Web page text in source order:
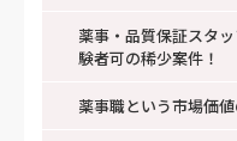
薬事・品質保証スタ
験者可の稀少案件！
薬事職という市場価